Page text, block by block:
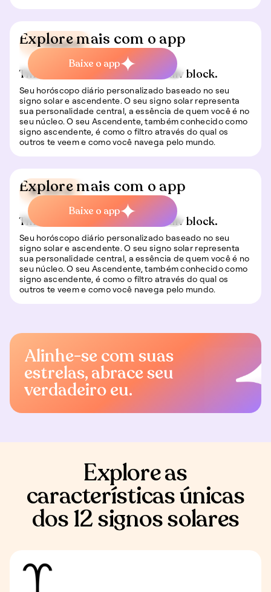
📍 Viagem
This is some text inside of a div block.
Seu horóscopo diário personalizado baseado no seu
signo solar e ascendente. O seu signo solar representa
sua personalidade central, a essência de quem você é no
seu núcleo. O seu Ascendente, também conhecido como
signo ascendente, é como o filtro através do qual os
outros te veem e como você navega pelo mundo.
Explore mais com o app
Baixe o app
🍀 Sorte
This is some text inside of a div block.
Seu horóscopo diário personalizado baseado no seu
signo solar e ascendente. O seu signo solar representa
sua personalidade central, a essência de quem você é no
seu núcleo. O seu Ascendente, também conhecido como
signo ascendente, é como o filtro através do qual os
outros te veem e como você navega pelo mundo.
Explore mais com o app
Baixe o app
Alinhe-se com suas
estrelas, abrace seu
verdadeiro eu.
Explore as
características únicas
dos 12 signos solares